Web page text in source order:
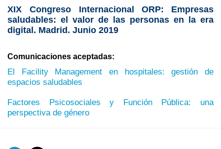
XIX Congreso Internacional ORP:
Empresas
saludables: el valor de las personas en la era
digital. Madrid. Junio 2019
Comunicaciones aceptadas:
El Facility Management en hospitales: gestión de
espacios saludables
Factores Psicosociales y Función Pública: una
perspectiva de género